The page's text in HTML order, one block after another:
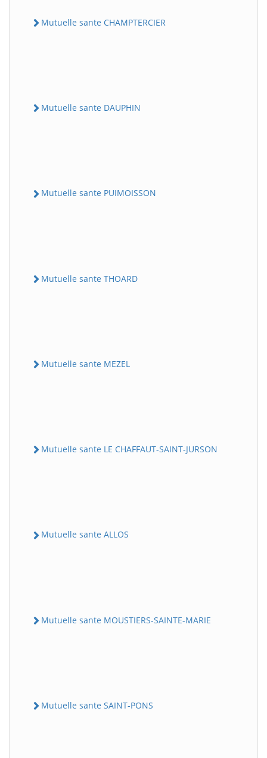
Mutuelle sante CHAMPTERCIER
Mutuelle sante DAUPHIN
Mutuelle sante PUIMOISSON
Mutuelle sante THOARD
Mutuelle sante MEZEL
Mutuelle sante LE CHAFFAUT-SAINT-JURSON
Mutuelle sante ALLOS
Mutuelle sante MOUSTIERS-SAINTE-MARIE
Mutuelle sante SAINT-PONS